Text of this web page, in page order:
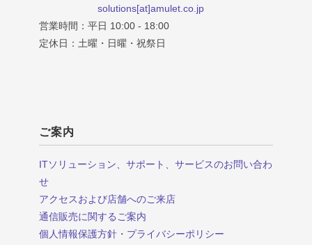
solutions[at]amulet.co.jp
営業時間：平日 10:00 - 18:00
定休日：土曜・日曜・祝祭日
ご案内
ITソリューション、サポート、サービスのお問い合わ
せ
アクセスおよび店舗へのご来店
通信販売に関するご案内
個人情報保護方針・プライバシーポリシー